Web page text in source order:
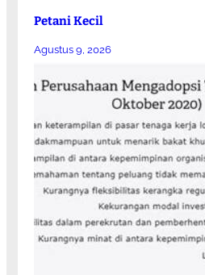
Petani Kecil
Agustus 9, 2026